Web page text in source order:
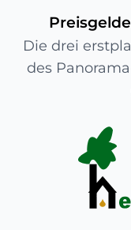
Die drei
des